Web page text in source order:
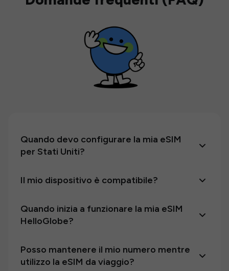
Quando devo configurare la mia eSIM
per Stati Uniti?
Il mio dispositivo è compatibile?
Quando inizia a funzionare la mia eSIM
HelloGlobe?
Posso mantenere il mio numero mentre
utilizzo la eSIM da viaggio?